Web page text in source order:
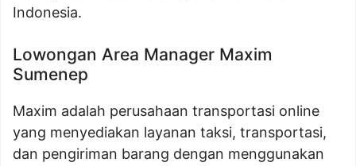
Indonesia.
Lowongan Area Manager Maxim
Sumenep
Maxim adalah perusahaan transportasi online
yang menyediakan layanan taksi, transportasi,
dan pengiriman barang dengan menggunakan